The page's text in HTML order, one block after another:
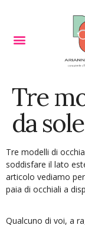
Tre
da
Tre modelli di
soddisfare il lato
articolo vediamo
paia di occhiali a
Qualcuno di voi, a